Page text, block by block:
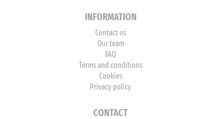
INFORMATION
Contact us
Our team
FAQ
Terms and conditions
Cookies
Privacy policy
CONTACT